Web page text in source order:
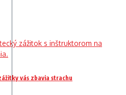
vás zbavia strachu